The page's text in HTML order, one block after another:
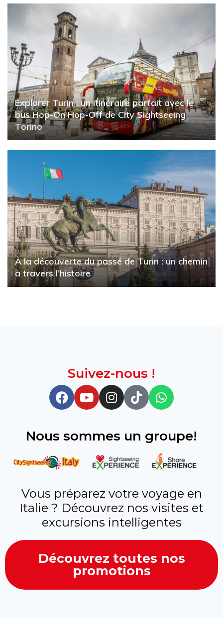
Explorer Turin : un itinéraire parfait avec le
bus Hop-On Hop-Off de City Sightseeing
Torino
À la découverte du passé de Turin : un chemin
à travers l’histoire
Suivez-nous !
Nous sommes un groupe!
Vous préparez votre voyage en
Italie ? Découvrez nos visites et
excursions intelligentes
Découvrez toutes nos
promotions